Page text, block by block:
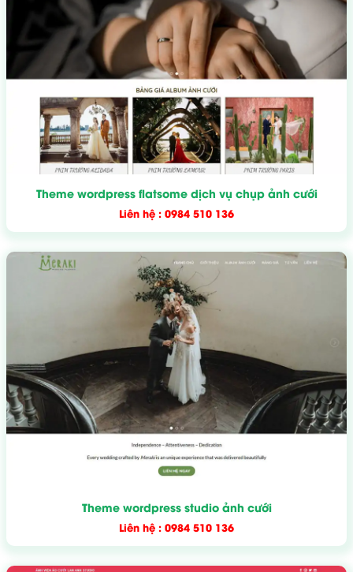
Theme wordpress flatsome dịch vụ chụp ảnh cưới
Liên hệ : 0984 510 136
Theme wordpress studio ảnh cưới
Liên hệ : 0984 510 136